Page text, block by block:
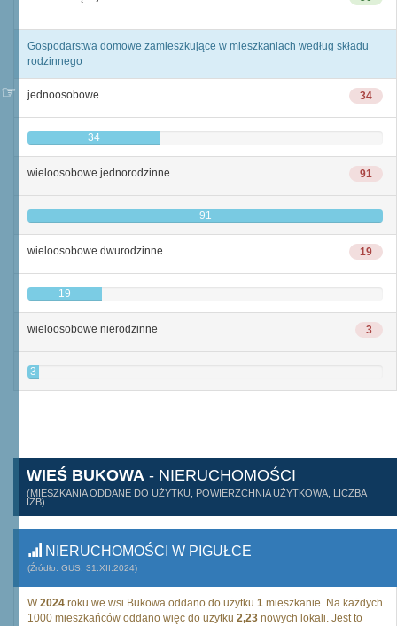
Gospodarstwa domowe zamieszkujące w mieszkaniach według składu
rodzinnego
34
jednoosobowe
34
91
wieloosobowe jednorodzinne
91
19
wieloosobowe dwurodzinne
19
3
wieloosobowe nierodzinne
3
WIEŚ BUKOWA - NIERUCHOMOŚCI
(MIESZKANIA ODDANE DO UŻYTKU, POWIERZCHNIA UŻYTKOWA, LICZBA
IZB)
NIERUCHOMOŚCI W PIGUŁCE
(Źródło: GUS, 31.XII.2024)
W2024 roku we wsi Bukowa oddano do użytku 1 mieszkanie. Na każdych
1000 mieszkańców oddano więc do użytku 2,23 nowych lokali. Jest to